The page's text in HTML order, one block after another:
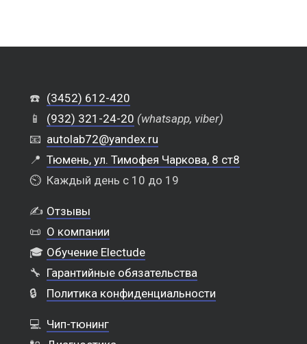
☎️ (3452) 612-420
📱
(932) 321-24-20 (whatsapp, viber)
📧 autolab72@yandex.ru
📍 Тюмень, ул. Тимофея Чаркова, 8 ст8
⏲️ Каждый день с 10 до 19
✍️ Отзывы
📜 О компании
🎓 Обучение Electude
🔧 Гарантийные обязательства
🔒
Политика конфиденциальности
💻 Чип-тюнинг